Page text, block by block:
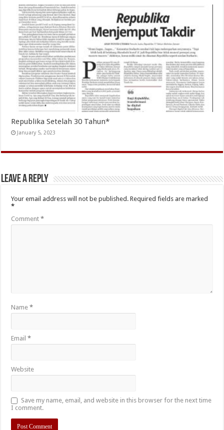
Republika Setelah 30 Tahun*
January 5, 2023
Leave a Reply
Your email address will not be published. Required fields are marked
*
Comment*
Name*
Email*
Website
Save my name, email, and website in this browser for the next time
I comment.